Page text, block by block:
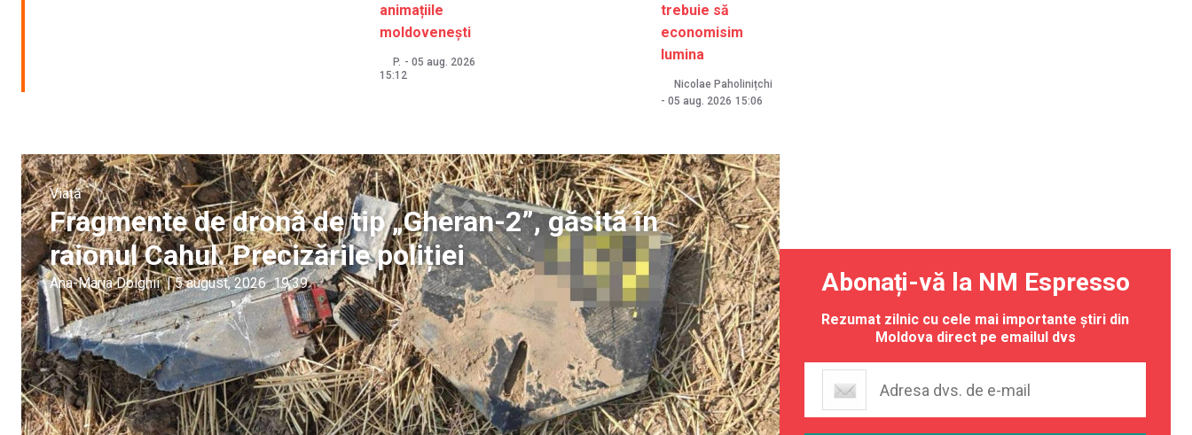
animațiile
moldovenești
P. - 05 aug. 2026
15:12
trebuie să
economisim
lumina
Nicolae Paholinițchi
- 05 aug. 2026 15:06
Viață
Fragmente de dronă de tip „Gheran-2”, găsită în
raionul Cahul. Precizările poliției
Ana-Maria Dolghii | 5 august, 2026 19:39 Abonați-vă la NM Espresso
Rezumat zilnic cu cele mai importante știri din
Moldova direct pe emailul dvs